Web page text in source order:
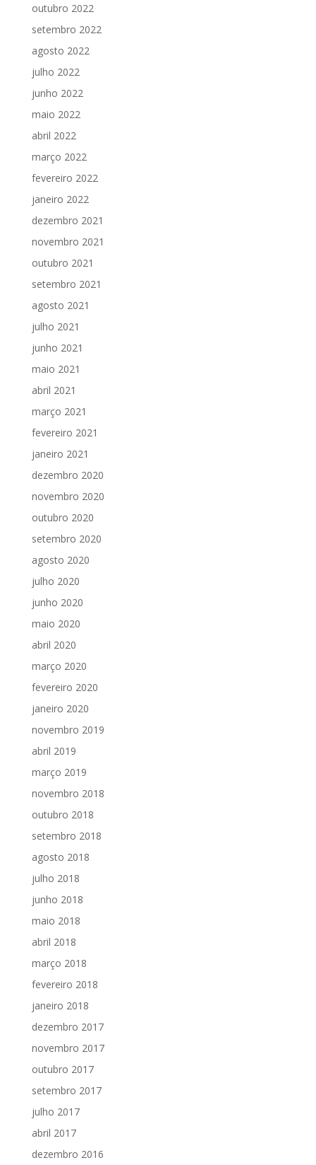
outubro 2022
setembro 2022
agosto 2022
julho 2022
junho 2022
maio 2022
abril 2022
março 2022
fevereiro 2022
janeiro 2022
dezembro 2021
novembro 2021
outubro 2021
setembro 2021
agosto 2021
julho 2021
junho 2021
maio 2021
abril 2021
março 2021
fevereiro 2021
janeiro 2021
dezembro 2020
novembro 2020
outubro 2020
setembro 2020
agosto 2020
julho 2020
junho 2020
maio 2020
abril 2020
março 2020
fevereiro 2020
janeiro 2020
novembro 2019
abril 2019
março 2019
novembro 2018
outubro 2018
setembro 2018
agosto 2018
julho 2018
junho 2018
maio 2018
abril 2018
março 2018
fevereiro 2018
janeiro 2018
dezembro 2017
novembro 2017
outubro 2017
setembro 2017
julho 2017
abril 2017
dezembro 2016